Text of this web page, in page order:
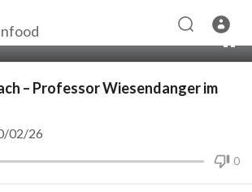
– Professor Wiesendanger im
0
02/26